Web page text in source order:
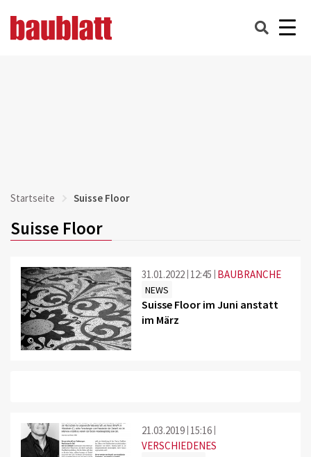
Startseite Suisse Floor
Suisse Floor
©
31.01.2022 12:45 BAUBRANCHE
NEWS
Suisse Floor im Juni anstatt
im März
21.03.2019 15:16
VERSCHIEDENES